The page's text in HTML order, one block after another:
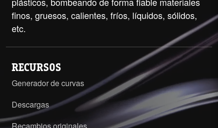
finos, gruesos, calientes, fríos, líquidos, sólidos,
etc.
RECURSOS
Generador de curvas
Descargas
Recambios originales